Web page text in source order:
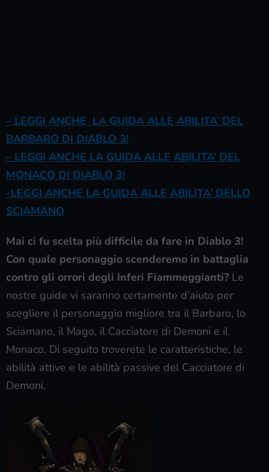
– LEGGI ANCHE LA GUIDA ALLE ABILITA’ DEL
BARBARO DI DIABLO 3!
– LEGGI ANCHE LA GUIDA ALLE ABILITA’ DEL
MONACO DI DIABLO 3!
-LEGGI ANCHE LA GUIDA ALLE ABILITA’ DELLO
SCIAMANO
Mai ci fu scelta più difficile da fare in Diablo 3!
Con quale personaggio scenderemo in battaglia
contro gli orrori degli Inferi Fiammeggianti? Le
nostre guide vi saranno certamente d’aiuto per
scegliere il personaggio migliore tra il Barbaro, lo
Sciamano, il Mago, il Cacciatore di Demoni e il
Monaco. Di seguito troverete le caratteristiche, le
abilità attive e le abilità passive del Cacciatore di
Demoni.